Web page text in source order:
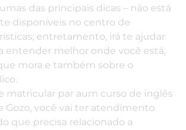
das principais dicas – não está
disponíveis no centro de
entretamento, irá te ajudar
entender melhor onde você está,
mora e também sobre o
matricular par aum curso de inglês
Gozo, você vai ter atendimento
que precisa relacionado a